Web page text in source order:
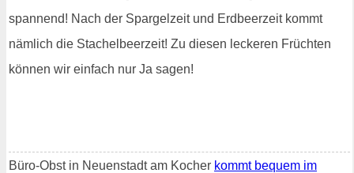
spannend! Nach der Spargelzeit und Erdbeerzeit kommt
nämlich die Stachelbeerzeit! Zu diesen leckeren Früchten
können wir einfach nur Ja sagen!
Büro-Obst in Neuenstadt am Kocher kommt bequem im